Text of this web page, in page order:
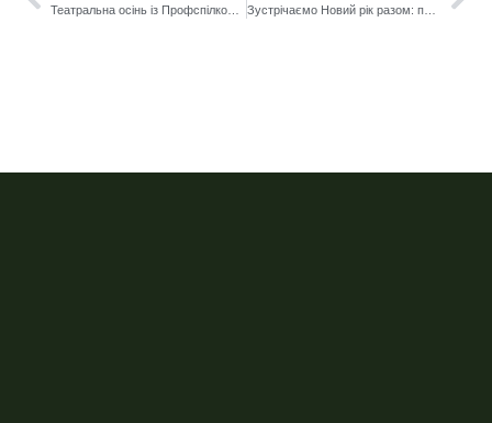
Зустрічаємо Новий рік разом: профспілка дарує святковий настрій